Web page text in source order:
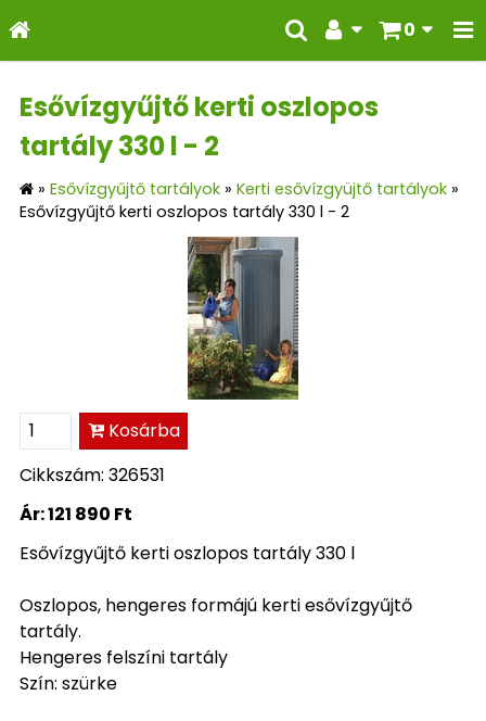
0
Esővízgyűjtő kerti oszlopos
tartály 330 l - 2
» Esővízgyűjtő tartályok » Kerti esővízgyüjtő tartályok »
Esővízgyűjtő kerti oszlopos tartály 330 l - 2
Kosárba
Cikkszám: 326531
Ár:121 890 Ft
Esővízgyűjtő kerti oszlopos tartály 330 l
Oszlopos, hengeres formájú kerti esővízgyűjtő
tartály.
Hengeres felszíni tartály
Szín: szürke